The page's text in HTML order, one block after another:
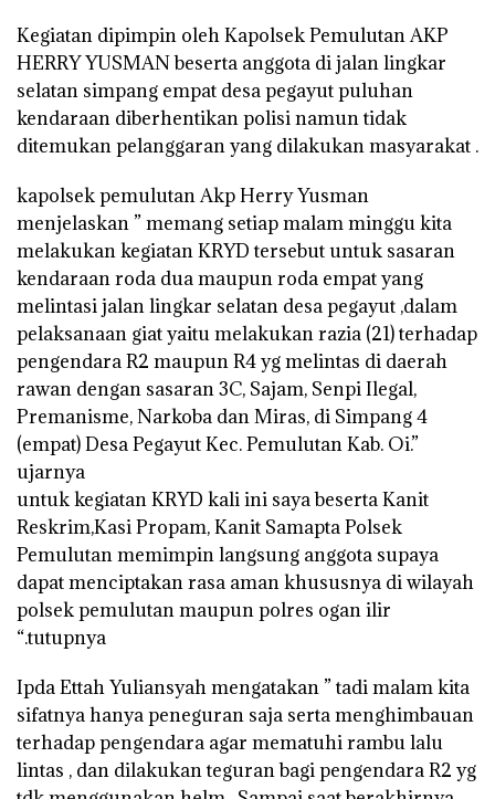
Kegiatan dipimpin oleh Kapolsek Pemulutan AKP
HERRY YUSMAN beserta anggota di jalan lingkar
selatan simpang empat desa pegayut puluhan
kendaraan diberhentikan polisi namun tidak
ditemukan pelanggaran yang dilakukan masyarakat .
kapolsek pemulutan Akp Herry Yusman
menjelaskan ” memang setiap malam minggu kita
melakukan kegiatan KRYD tersebut untuk sasaran
kendaraan roda dua maupun roda empat yang
melintasi jalan lingkar selatan desa pegayut ,dalam
pelaksanaan giat yaitu melakukan razia (21) terhadap
pengendara R2 maupun R4 yg melintas di daerah
rawan dengan sasaran 3C, Sajam, Senpi Ilegal,
Premanisme, Narkoba dan Miras, di Simpang 4
(empat) Desa Pegayut Kec. Pemulutan Kab. Oi.”
ujarnya
untuk kegiatan KRYD kali ini saya beserta Kanit
Reskrim,Kasi Propam, Kanit Samapta Polsek
Pemulutan memimpin langsung anggota supaya
dapat menciptakan rasa aman khususnya di wilayah
polsek pemulutan maupun polres ogan ilir
“.tutupnya
Ipda Ettah Yuliansyah mengatakan ” tadi malam kita
sifatnya hanya peneguran saja serta menghimbauan
terhadap pengendara agar mematuhi rambu lalu
lintas , dan dilakukan teguran bagi pengendara R2 yg